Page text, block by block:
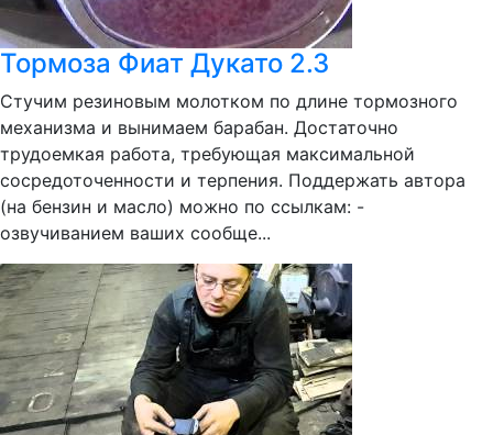
Тормоза Фиат Дукато 2.3
Стучим резиновым молотком по длине тормозного
механизма и вынимаем барабан. Достаточно
трудоемкая работа, требующая максимальной
сосредоточенности и терпения. Поддержать автора
(на бензин и масло) можно по ссылкам: -
озвучиванием ваших сообще...